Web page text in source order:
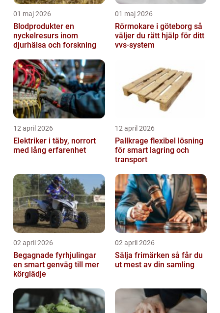
01 maj 2026
Blodprodukter en
nyckelresurs inom
djurhälsa och forskning
01 maj 2026
Rörmokare i göteborg så
väljer du rätt hjälp för ditt
vvs-system
12 april 2026
Elektriker i täby, norrort
med lång erfarenhet
12 april 2026
Pallkrage flexibel lösning
för smart lagring och
transport
02 april 2026
Begagnade fyrhjulingar
en smart genväg till mer
körglädje
02 april 2026
Sälja frimärken så får du
ut mest av din samling